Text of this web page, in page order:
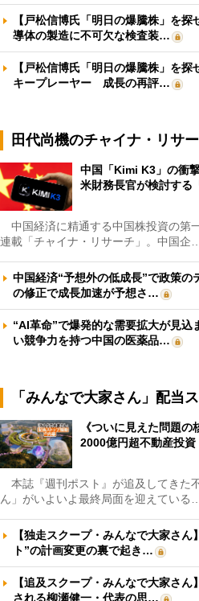
【戸松信博氏「明日の爆騰株」を
導体の製造に不可欠な検査装…
【戸松信博氏「明日の爆騰株」を
キープレーヤー 成長の再評…
田代尚機のチャイナ・リサ
中国「Kimi K3」の衝
米財務長官が検討す
中国経済に精通する中国株投資の第
連載「チャイナ・リサーチ」。中国企…
中国経済“予想外の低成長”で政策
の修正で成長加速が予想さ…
“AI革命”で爆発的な需要拡大が見
い競争力を持つ中国の医薬品…
「みんなで大家さん」配当
《ついに見えた問題の
2000億円超不動産投
本誌『週刊ポスト』が追及してきた
ん」がいよいよ最終局面を迎えている…
【独走スクープ・みんなで大家さ
ト”の計画変更の裏で起き…
【追及スクープ・みんなで大家さ
される柳瀬健一・代表の思…